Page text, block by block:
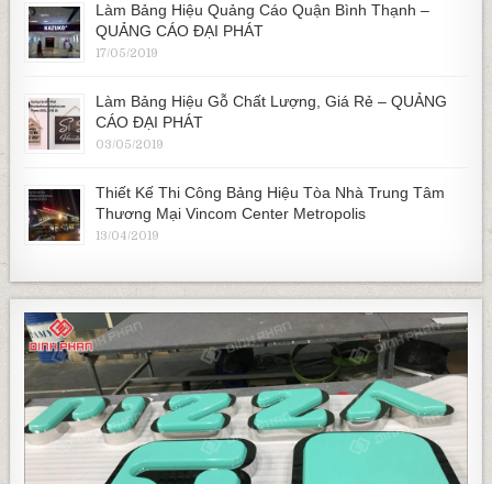
Làm Bảng Hiệu Quảng Cáo Quận Bình Thạnh –
QUẢNG CÁO ĐẠI PHÁT
17/05/2019
Làm Bảng Hiệu Gỗ Chất Lượng, Giá Rẻ – QUẢNG
CÁO ĐẠI PHÁT
03/05/2019
Thiết Kế Thi Công Bảng Hiệu Tòa Nhà Trung Tâm
Thương Mại Vincom Center Metropolis
13/04/2019